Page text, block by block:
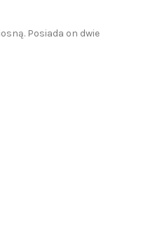
Posiada on dwie